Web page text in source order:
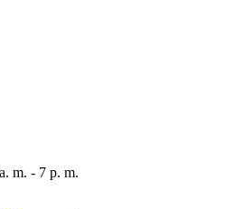
m. - 7 p. m.